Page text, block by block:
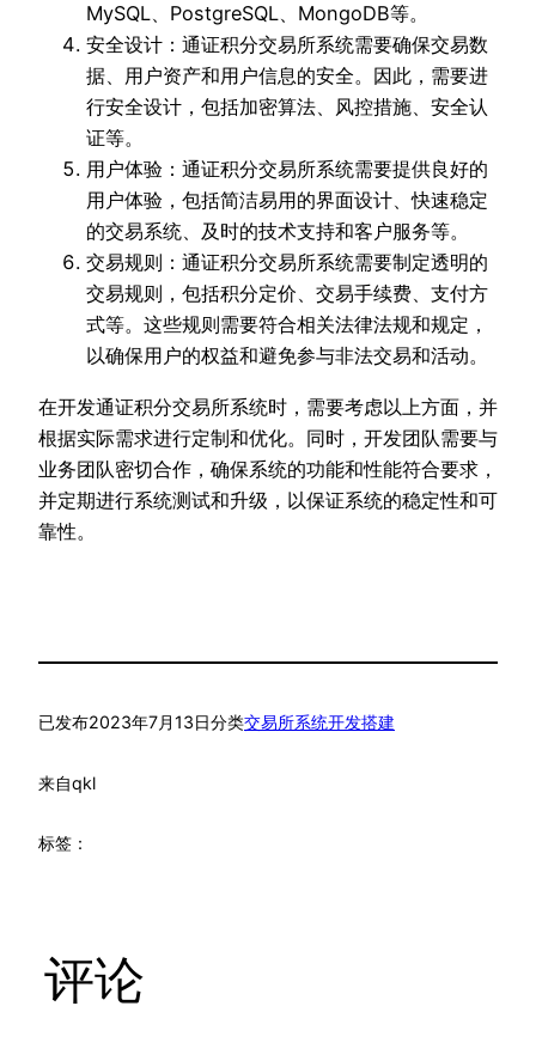
MySQL、PostgreSQL、MongoDB等。
安全设计：通证积分交易所系统需要确保交易数
据、用户资产和用户信息的安全。因此，需要进
行安全设计，包括加密算法、风控措施、安全认
证等。
用户体验：通证积分交易所系统需要提供良好的
用户体验，包括简洁易用的界面设计、快速稳定
的交易系统、及时的技术支持和客户服务等。
交易规则：通证积分交易所系统需要制定透明的
交易规则，包括积分定价、交易手续费、支付方
式等。这些规则需要符合相关法律法规和规定，
以确保用户的权益和避免参与非法交易和活动。
在开发通证积分交易所系统时，需要考虑以上方面，并
根据实际需求进行定制和优化。同时，开发团队需要与
业务团队密切合作，确保系统的功能和性能符合要求，
并定期进行系统测试和升级，以保证系统的稳定性和可
靠性。
已发布2023年7月13日分类交易所系统开发搭建
来自qkl
标签：
评论